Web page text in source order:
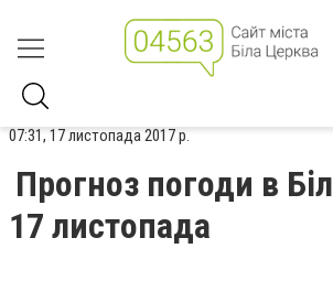
07:31, 17 листопада 2017 р.
Прогноз погоди в
17 листопада